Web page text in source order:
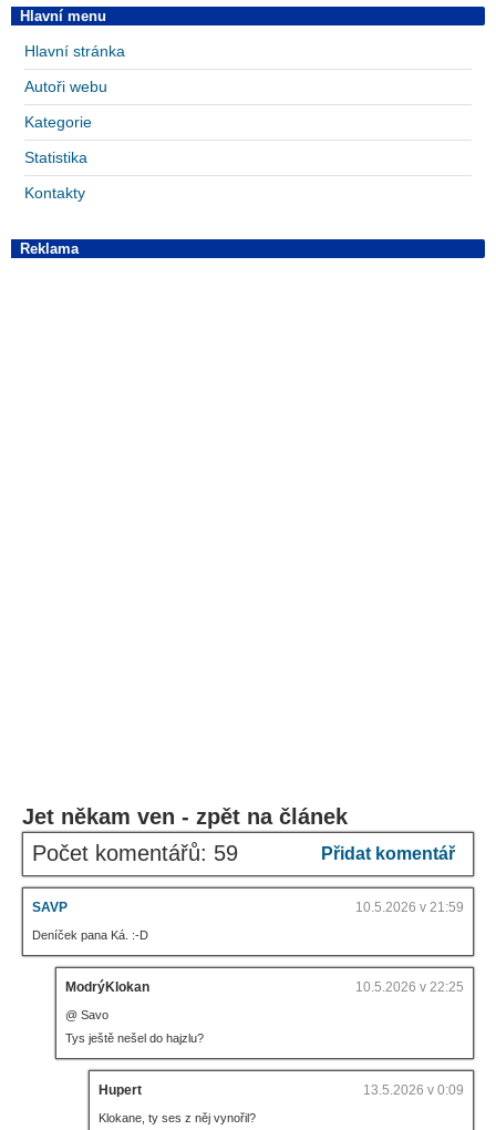
Hlavní menu
Hlavní stránka
Autoři webu
Kategorie
Statistika
Kontakty
Reklama
Jet někam ven - zpět na článek
Počet komentářů: 59
Přidat komentář
SAVP 10.5.2026 v 21:59
Deníček pana Ká. :-D
ModrýKlokan 10.5.2026 v 22:25
@ Savo
Tys ještě nešel do hajzlu?
Hupert 13.5.2026 v 0:09
Klokane, ty ses z něj vynořil?